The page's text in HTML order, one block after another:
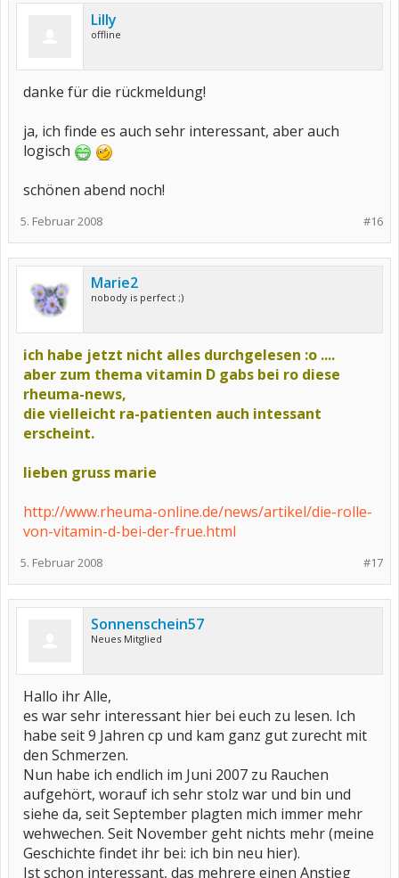
Lilly
offline
danke für die rückmeldung!
ja, ich finde es auch sehr interessant, aber auch
logisch
schönen abend noch!
#16
5. Februar 2008
Marie2
nobody is perfect ;)
ich habe jetzt nicht alles durchgelesen :o ....
aber zum thema vitamin D gabs bei ro diese
rheuma-news,
die vielleicht ra-patienten auch intessant
erscheint.
lieben gruss marie
http://www.rheuma-online.de/news/artikel/die-rolle-
von-vitamin-d-bei-der-frue.html
#17
5. Februar 2008
Sonnenschein57
Neues Mitglied
Hallo ihr Alle,
es war sehr interessant hier bei euch zu lesen. Ich
habe seit 9 Jahren cp und kam ganz gut zurecht mit
den Schmerzen.
Nun habe ich endlich im Juni 2007 zu Rauchen
aufgehört, worauf ich sehr stolz war und bin und
siehe da, seit September plagten mich immer mehr
wehwechen. Seit November geht nichts mehr (meine
Geschichte findet ihr bei: ich bin neu hier).
Ist schon interessant, das mehrere einen Anstieg